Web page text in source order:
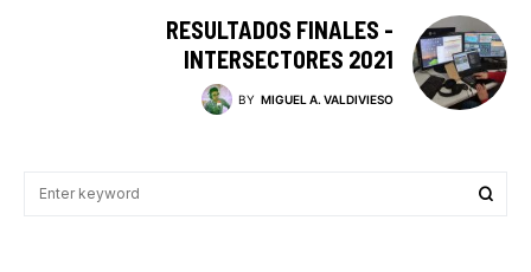
RESULTADOS FINALES -
INTERSECTORES 2021
BY MIGUEL A. VALDIVIESO